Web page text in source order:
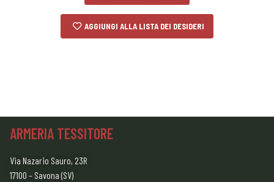
AGGIUNGI ALLA LISTA DEI DESIDERI
ARMERIA TESSITORE
Via Nazario Sauro, 23R
17100 – Savona (SV)